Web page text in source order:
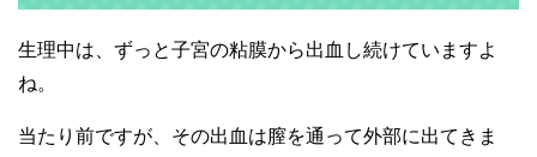
生理中は、ずっと子宮の粘膜から出血し続けていますよ
ね。
当たり前ですが、その出血は膣を通って外部に出てきま